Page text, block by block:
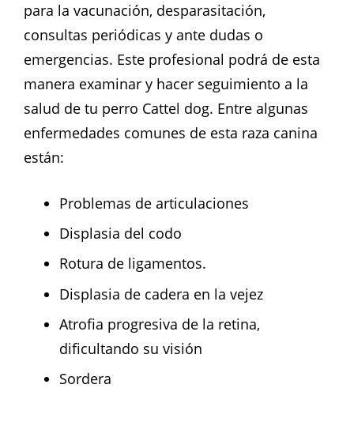
para la vacunación, desparasitación,
consultas periódicas y ante dudas o
emergencias. Este profesional podrá de esta
manera examinar y hacer seguimiento a la
salud de tu perro Cattel dog. Entre algunas
enfermedades comunes de esta raza canina
están:
Problemas de articulaciones
Displasia del codo
Rotura de ligamentos.
Displasia de cadera en la vejez
Atrofia progresiva de la retina,
dificultando su visión
Sordera